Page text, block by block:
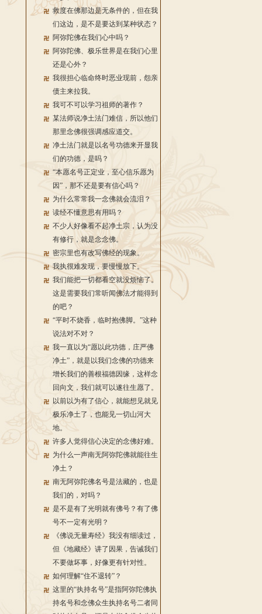
救度在佛那边是无条件的，但在我
们这边，是不是要达到某种状态？
阿弥陀佛在我们心中吗？
阿弥陀佛、极乐世界是在我们心里
还是心外？
我很担心临命终时恶业现前，怨亲
债主来拉我。
我可不可以学习祖师的著作？
某法师说净土法门难信，所以他们
那里念佛很强调感应道交。
净土法门就是以名号功德来开显我
们的功德，是吗？
“本愿名号正定业，至心信乐愿为
因”，那不还是要有信心吗？
为什么常常我一念佛就会流泪？
读经不懂意思有用吗？
不少人好像看不起净土宗，认为没
有修行，就是念念佛。
密宗里也有改写佛经的现象。
我执很难发现，要慢慢放下。
我们能把一切都看空就没烦恼了。
这是需要我们常听闻佛法才能得到
的吧？
“平时不烧香，临时抱佛脚。”这种
说法对不对？
我一直以为“愿以此功德，庄严佛
净土”，就是以我们念佛的功德来
增长我们的善根福德因缘，这样念
回向文，我们就可以遂往生愿了。
以前以为有了信心，就能想见就见
极乐净土了，也能见一切山河大
地。
许多人觉得信心决定的念佛好难。
为什么一声南无阿弥陀佛就能往生
净土？
南无阿弥陀佛名号是法藏的，也是
我们的，对吗？
是不是有了光明就有佛号？有了佛
号不一定有光明？
《佛说无量寿经》我没有细读过，
但《地藏经》讲了因果，告诫我们
不要做坏事，好像更有针对性。
如何理解“住不退转”？
这里的“执持名号”是指阿弥陀佛执
持名号和念佛众生执持名号二者同